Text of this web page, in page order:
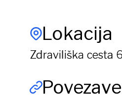
Lokacija
Zdraviliška cesta
Povezave